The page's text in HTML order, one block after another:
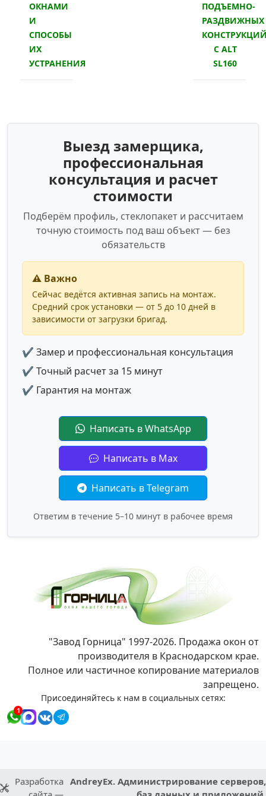
ОКНАМИ
И
СПОСОБЫ
ИХ
УСТРАНЕНИЯ
ПОДЪЕМНО-
РАЗДВИЖНЫХ
С ALT
SL160
Выезд замерщика,
профессиональная
консультация и расчет
стоимости
Подберём профиль, стеклопакет и рассчитаем
точную стоимость под ваш объект — без
обязательств
⚠️ Важно
Сейчас ведётся активная запись на монтаж.
Средний срок установки — от 5 до 10 дней в
зависимости от загрузки бригад.
✔ Замер и профессиональная консультация
✔ Точный расчет за 15 минут
✔ Гарантия на монтаж
Написать в WhatsApp
Написать в Max
Написать в Telegram
Ответим в течение 5–10 минут в рабочее время
"Завод Горница" 1997-2026. Продажа окон от
производителя в Краснодарском крае.
Полное или частичное копирование материалов
запрещено.
Присоединяйтесь к нам в социальных сетях:
1
Разработка AndreyEx. Администрирование серверов,